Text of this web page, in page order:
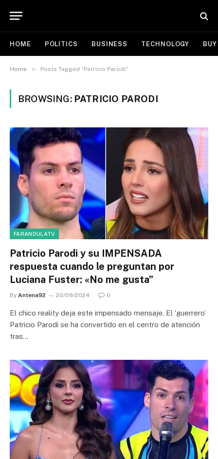
HOME POLITICS BUSINESS TECHNOLOGY
Home » Posts Tagged "Patricio Parodi"
BROWSING: PATRICIO PARODI
FARANDULATV
Patricio Parodi y su IMPENSADA
respuesta cuando le preguntan por
Luciana Fuster: «No me gusta”
By Antena92 20/09/2024 0
El chico reality deja este impensado mensaje. El ‘guerrero’
Patricio Parodi se ha convertido en el centro de atención
tras…